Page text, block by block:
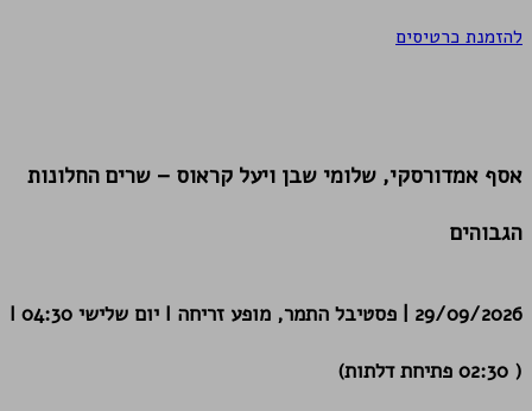
להזמנת כרטיסים
אסף אמדורסקי, שלומי שבן ויעל קראוס – שרים החלונות
הגבוהים
29/09/2026 | פסטיבל התמר, מופע זריחה I יום שלישי I 04:30
( 02:30 פתיחת דלתות)